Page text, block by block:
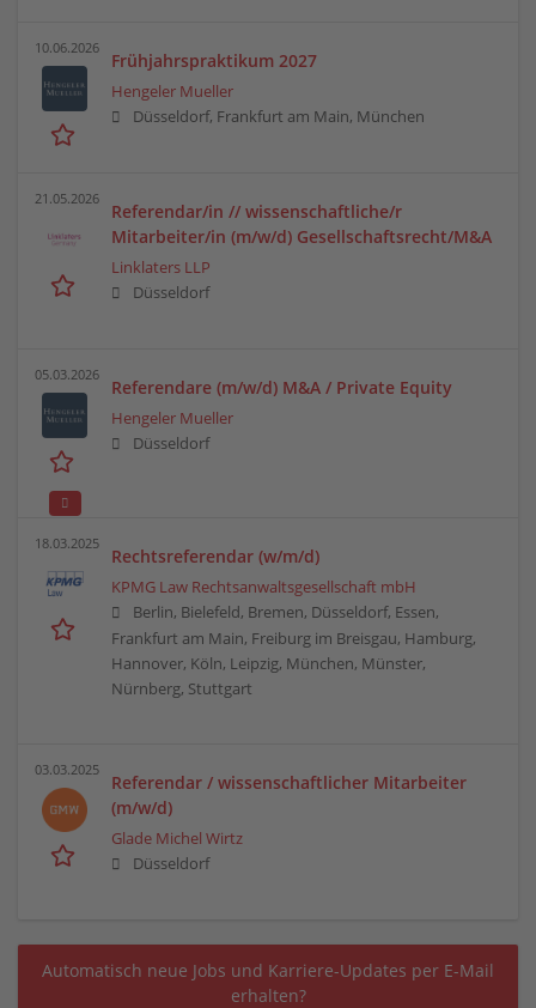
10.06.2026
Frühjahrspraktikum 2027
Hengeler Mueller
Düsseldorf, Frankfurt am Main, München
21.05.2026
Referendar/in // wissenschaftliche/r
Mitarbeiter/in (m/w/d) Gesellschaftsrecht/M&A
Linklaters LLP
Düsseldorf
05.03.2026
Referendare (m/w/d) M&A / Private Equity
Hengeler Mueller
Düsseldorf
18.03.2025
Rechtsreferendar (w/m/d)
KPMG Law Rechtsanwaltsgesellschaft mbH
Berlin, Bielefeld, Bremen, Düsseldorf, Essen,
Frankfurt am Main, Freiburg im Breisgau, Hamburg,
Hannover, Köln, Leipzig, München, Münster,
Nürnberg, Stuttgart
03.03.2025
Referendar / wissenschaftlicher Mitarbeiter
(m/w/d)
Glade Michel Wirtz
Düsseldorf
Automatisch neue Jobs und Karriere-Updates per E-Mail
erhalten?